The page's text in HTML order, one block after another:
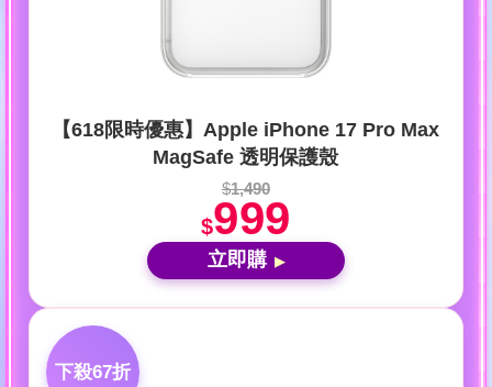
【618限時優惠】Apple iPhone 17 Pro Max
MagSafe 透明保護殼
$1,490
$999
立即購 ▶
下殺67折